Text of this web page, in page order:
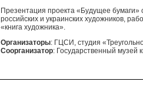
Презентация проекта «Будущее бумаги»
российских и украинских художников,
«книга художника».
Организаторы: ГЦСИ, студия
Соорганизатор: Государственный музей